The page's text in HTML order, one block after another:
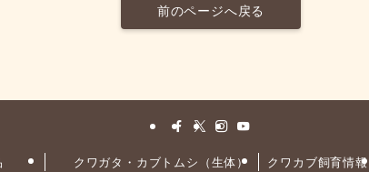
前のページへ戻る
クワガタ・カブトムシ（生体）
クワカブ飼育情報